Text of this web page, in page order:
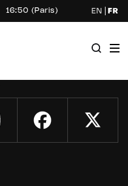
16:50 (Paris) EN FR